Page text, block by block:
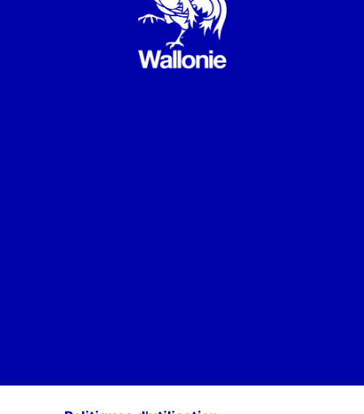
POUR ÊTRE INFORMÉ·E·S DES ACTIVITÉS DE SCAN-R